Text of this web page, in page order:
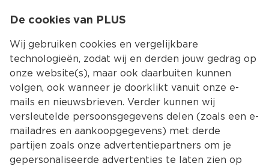
Kies jouw
De cookies van PLUS
Wij gebruiken cookies en vergelijkbare
technologieën, zodat wij en derden jouw gedrag op
onze website(s), maar ook daarbuiten kunnen
volgen, ook wanneer je doorklikt vanuit onze e-
mails en nieuwsbrieven. Verder kunnen wij
versleutelde persoonsgegevens delen (zoals een e-
mailadres en aankoopgegevens) met derde
partijen zoals onze advertentiepartners om je
gepersonaliseerde advertenties te laten zien op